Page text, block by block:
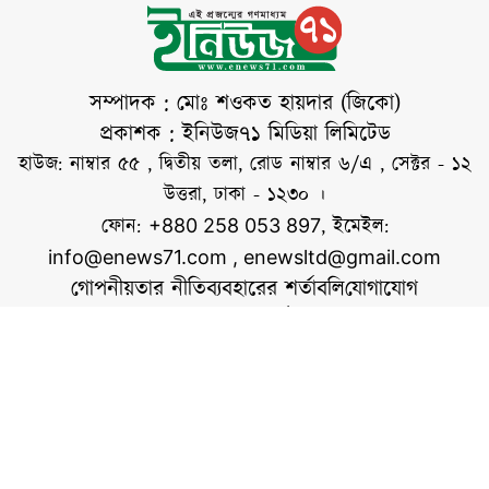
গুলিতে প্রায় দেড়
হাজার মুক্তিকামী মানুষ
শহিদ হয়েছেন এবং
প্রায় ৩০ হাজার মানুষ
গুরুতর আহত
হয়েছেন। কয়েক হাজার
মানুষ হাত, পা কিংবা
চোখ হারিয়ে স্থায়ীভাবে
সম্পাদক : মোঃ শওকত হায়দার (জিকো)
প্রকাশক : ইনিউজ৭১ মিডিয়া লিমিটেড
হাউজ: নাম্বার ৫৫ , দ্বিতীয় তলা, রোড নাম্বার ৬/এ , সেক্টর - ১২
উত্তরা, ঢাকা - ১২৩০ ।
ফোন: +880 258 053 897, ইমেইল:
info@enews71.com , enewsltd@gmail.com
গোপনীয়তার নীতিব্যবহারের শর্তাবলিযোগাযোগ